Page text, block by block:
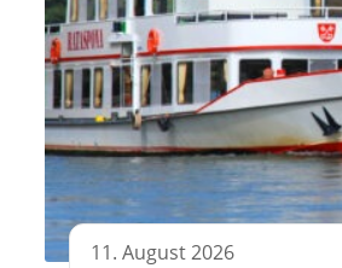
11. August 2026